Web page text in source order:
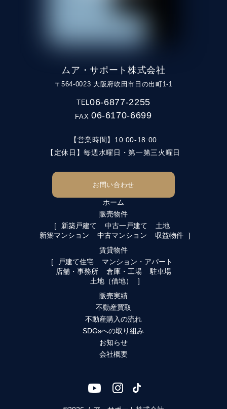
ムア・サポート株式会社
〒564-0023 大阪府吹田市日の出町1-1
TEL06-6877-2255
FAX 06-6170-6699
【営業時間】10:00-18:00
【定休日】毎週水曜日・第一第三火曜日
お問い合わせ
ホーム
販売物件
新築戸建て
中古一戸建て
土地
新築マンション
中古マンション
収益物件
賃貸物件
戸建て住宅
マンション・アパート
店舗・事務所
倉庫・工場
駐車場
土地（借地）
販売実績
不動産買取
不動産購入の流れ
SDGsへの取り組み
お知らせ
会社概要